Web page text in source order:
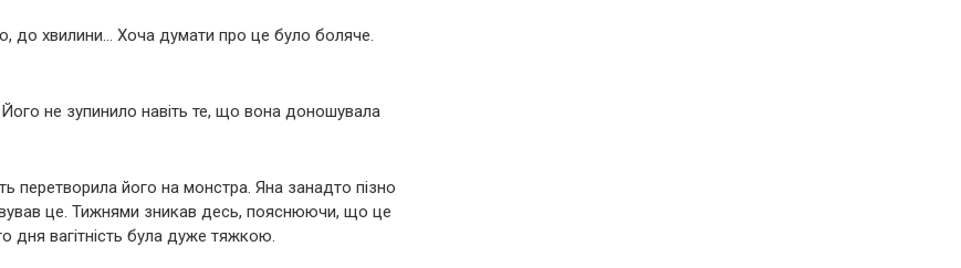
до хвилини… Хоча думати про це було боляче.
не зупинило навіть те, що вона доношувала
перетворила його на монстра. Яна занадто пізно
це. Тижнями зникав десь, пояснюючи, що це
дня вагітність була дуже тяжкою.